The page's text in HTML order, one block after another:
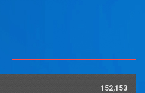
152,153